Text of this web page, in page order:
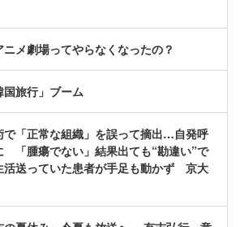
メ劇場ってやらなくなったの？
旅行」ブーム
で「正常な組織」を誤って摘出…自発呼
「腫瘍でない」結果出ても“勘違い”で
送っていた患者が手足も動かず 京大